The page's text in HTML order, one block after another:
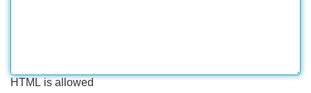
HTML is allowed